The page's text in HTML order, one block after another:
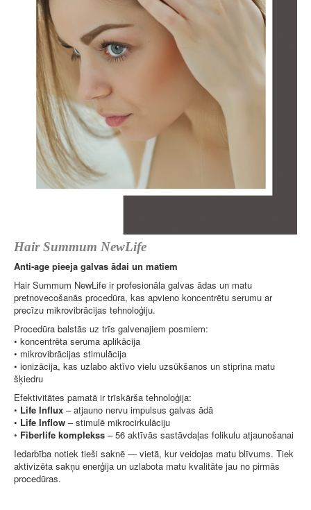
Hair Summum NewLife
Anti-age pieeja galvas ādai un matiem
Hair Summum NewLife ir profesionāla galvas ādas un matu
pretnovecošanās procedūra, kas apvieno koncentrētu serumu ar
precīzu mikrovibrācijas tehnoloģiju.
Procedūra balstās uz trīs galvenajiem posmiem:
• koncentrēta seruma aplikācija
• mikrovibrācijas stimulācija
• ionizācija, kas uzlabo aktīvo vielu uzsūkšanos un stiprina matu
šķiedru
Efektivitātes pamatā ir trīskārša tehnoloģija:
• Life Influx – atjauno nervu impulsus galvas ādā
• Life Inflow – stimulē mikrocirkulāciju
• Fiberlife komplekss – 56 aktīvās sastāvdaļas folikulu atjaunošanai
Iedarbība notiek tieši saknē — vietā, kur veidojas matu blīvums. Tiek
aktivizēta sakņu enerģija un uzlabota matu kvalitāte jau no pirmās
procedūras.